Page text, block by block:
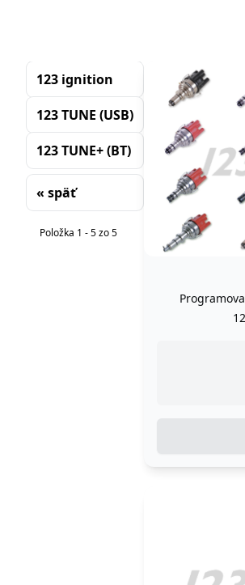
123 ignition
123 TUNE (USB)
123 TUNE+ (BT)
« späť
Triedenie
Položka 1 - 5 zo 5